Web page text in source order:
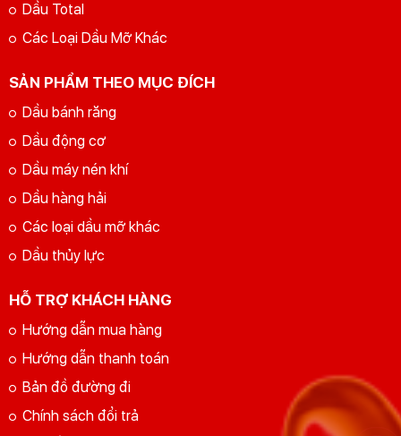
Dầu Total
Các Loại Dầu Mỡ Khác
SẢN PHẨM THEO MỤC ĐÍCH
Dầu bánh răng
Dầu động cơ
Dầu máy nén khí
Dầu hàng hải
Các loại dầu mỡ khác
Dầu thủy lực
HỖ TRỢ KHÁCH HÀNG
Hướng dẫn mua hàng
Hướng dẫn thanh toán
Bản đồ đường đi
Chính sách đổi trả